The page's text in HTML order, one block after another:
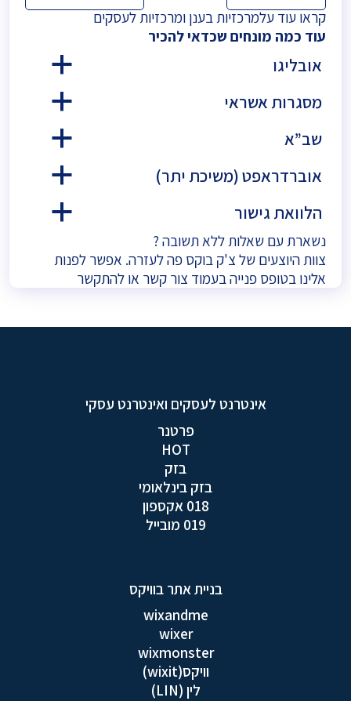
קראו עוד עלמרכזיות בענן ומרכזיות לעסקים
עוד כמה מונחים שכדאי להכיר
a
אובליגו
a
מסגרות אשראי
a
שב”א
a
אוברדראפט (משיכת יתר)
a
הלוואת גישור
נשארת עם שאלות ללא תשובה ?
צוות היוצעים של צ'ק בוקס פה לעזרה. אפשר לפנות
אלינו בטופס פנייה בעמוד צור קשר או להתקשר
אינטרנט לעסקים ואינטרנט עסקי
פרטנר
HOT
בזק
בזק בינלאומי
018 אקספון
019 מובייל
בניית אתר בוויקס
wixandme
wixer
wixmonster
וויקס(wixit)
לין (LIN)